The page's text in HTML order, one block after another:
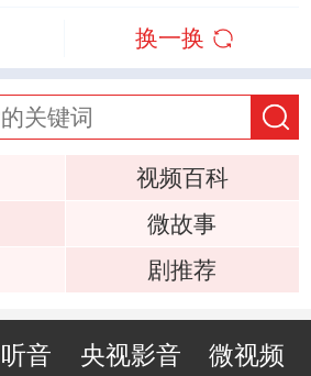
换一换
视频百科
微故事
剧推荐
听音 央视影音 微视频